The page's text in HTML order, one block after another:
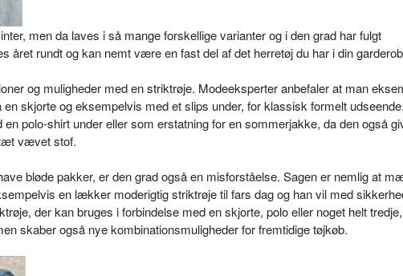
men da laves i så mange forskellige varianter og i den grad har fulgt
året rundt og kan nemt være en fast del af det herretøj du har i din
og muligheder med en striktrøje. Modeeksperter anbefaler at man
skjorte og eksempelvis med et slips under, for klassisk formelt
polo-shirt under eller som erstatning for en sommerjakke, da den også
vævet stof.
bløde pakker, er den grad også en misforståelse. Sagen er nemlig at
en lækker moderigtig striktrøje til fars dag og han vil med
der kan bruges i forbindelse med en skjorte, polo eller noget helt
skaber også nye kombinationsmuligheder for fremtidige tøjkøb.